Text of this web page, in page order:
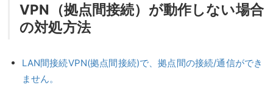
VPN（拠点間接続）が動作しない場合
の対処方法
LAN間接続VPN(拠点間接続)で、拠点間の接続/通信ができ
ません。